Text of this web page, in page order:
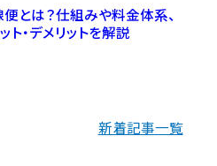
とは？仕組みや料金体系、
ト・デメリットを解説
新着記事一覧